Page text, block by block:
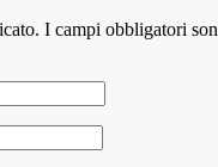
I campi obbligatori